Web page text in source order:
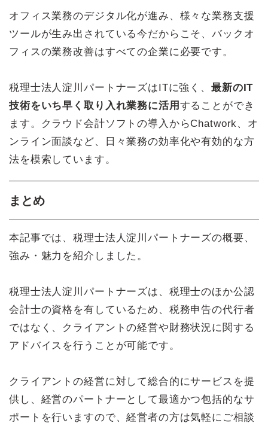
オフィス業務のデジタル化が進み、様々な業務支援
ツールが生み出されている今だからこそ、バックオ
フィスの業務改善はすべての企業に必要です。
税理士法人淀川パートナーズはITに強く、最新のIT
技術をいち早く取り入れ業務に活用 することができ
ます。クラウド会計ソフトの導入からChatwork、オ
ンライン面談など、日々業務の効率化や有効的な方
法を模索しています。
まとめ
本記事では、税理士法人淀川パートナーズの概要、
強み・魅力を紹介しました。
税理士法人淀川パートナーズは、税理士のほか公認
会計士の資格を有しているため、税務申告の代行者
ではなく、クライアントの経営や財務状況に関する
アドバイスを行うことが可能です。
クライアントの経営に対して総合的にサービスを提
供し、経営のパートナーとして最適かつ包括的なサ
ポートを行いますので、経営者の方は気軽にご相談